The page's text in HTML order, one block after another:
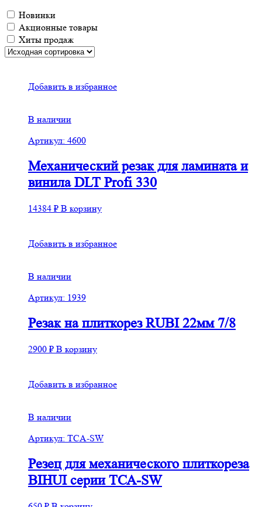
Новинки
Акционные товары
Хиты продаж
Добавить в избранное
В наличии
Артикул: 4600
Механический резак для ламината и
винила DLT Profi 330
14384 ₽ В корзину
Добавить в избранное
В наличии
Артикул: 1939
Резак на плиткорез RUBI 22мм 7/8
2900 ₽ В корзину
Добавить в избранное
В наличии
Артикул: TCA-SW
Резец для механического плиткореза
BIHUI серии ТСА-SW